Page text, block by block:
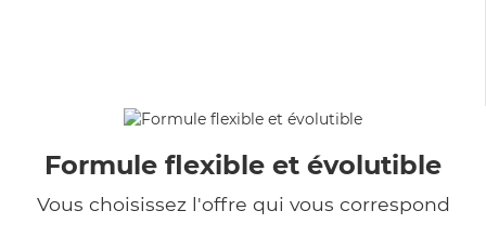
Formule flexible et évolutible
Vous choisissez l'offre qui vous correspond